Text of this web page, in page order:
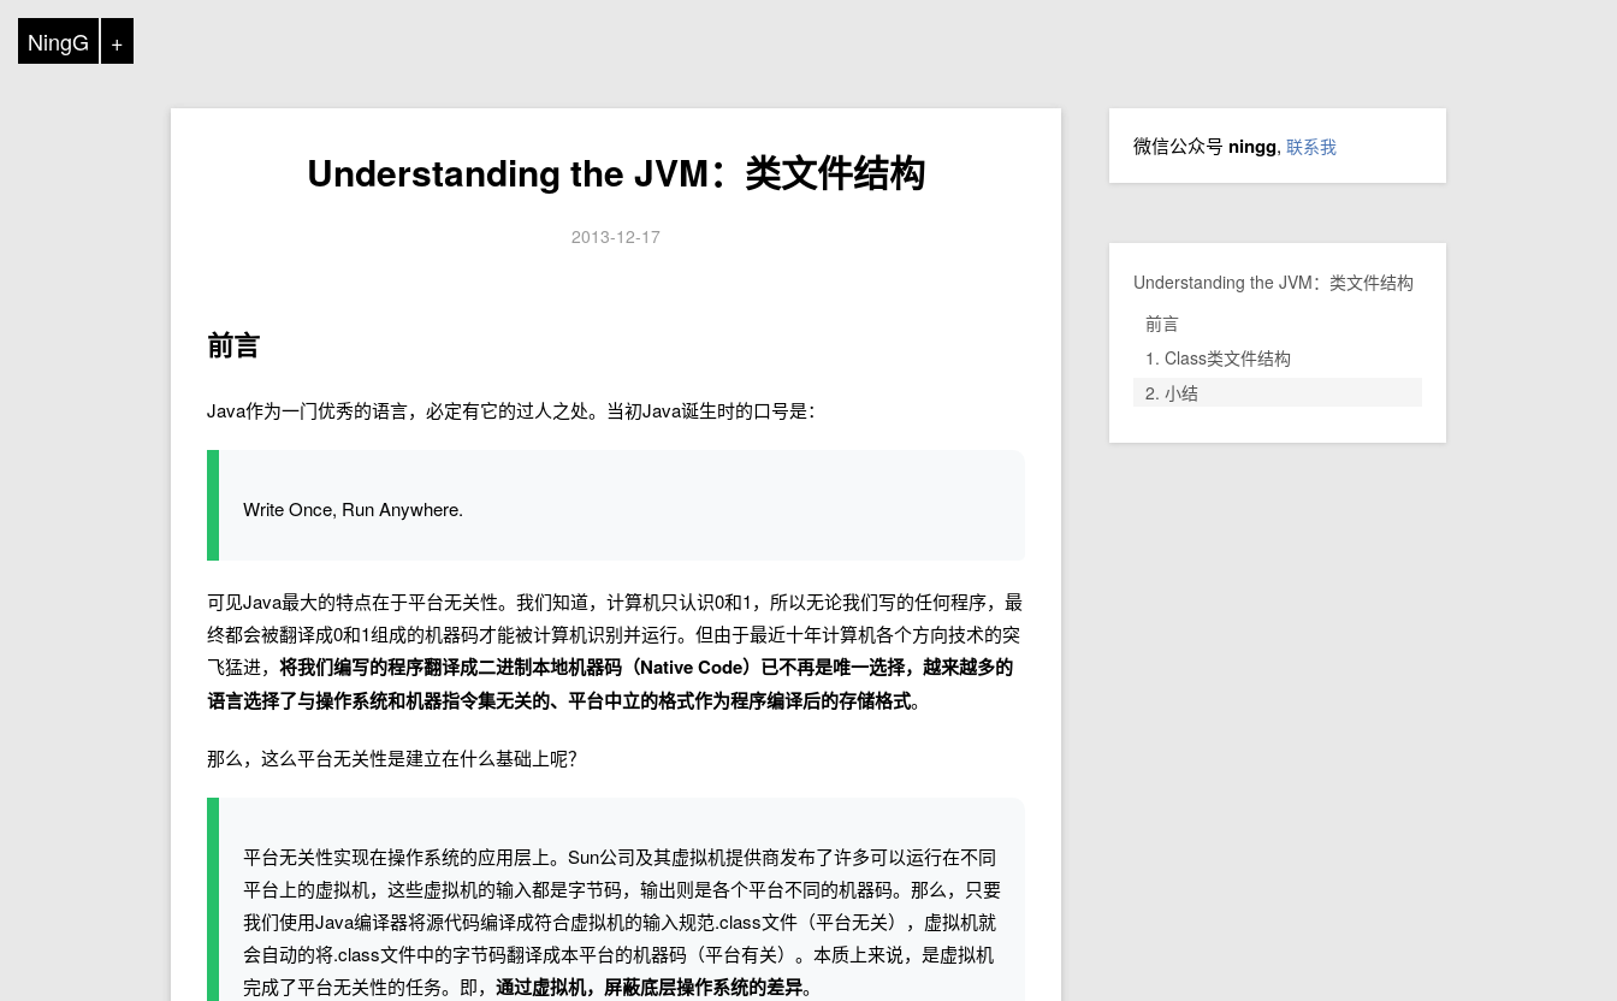
NingG +
Understanding the JVM：类文件结构
2013-12-17
前言
Java作为一门优秀的语言，必定有它的过人之处。当初Java诞生时的口号是：
Write Once, Run Anywhere.
可见Java最大的特点在于平台无关性。我们知道，计算机只认识0和1，所以无论我们写的任何程序，最
终都会被翻译成0和1组成的机器码才能被计算机识别并运行。但由于最近十年计算机各个方向技术的突
飞猛进， 将我们编写的程序翻译成二进制本地机器码（Native Code）已不再是唯一选择，越来越多的
语言选择了与操作系统和机器指令集无关的、平台中立的格式作为程序编译后的存储格式。
那么，这么平台无关性是建立在什么基础上呢？
平台无关性实现在操作系统的应用层上。Sun公司及其虚拟机提供商发布了许多可以运行在不同
平台上的虚拟机，这些虚拟机的输入都是字节码，输出则是各个平台不同的机器码。那么，只要
我们使用Java编译器将源代码编译成符合虚拟机的输入规范.class文件（平台无关），虚拟机就
会自动的将.class文件中的字节码翻译成本平台的机器码（平台有关）。本质上来说，是虚拟机
完成了平台无关性的任务。即， 通过虚拟机，屏蔽底层操作系统的差异。
微信公众号 ningg, 联系我
Understanding the JVM：类文件结构
前言
1. Class类文件结构
2. 小结